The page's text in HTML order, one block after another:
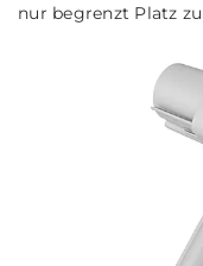
nur begrenzt Platz